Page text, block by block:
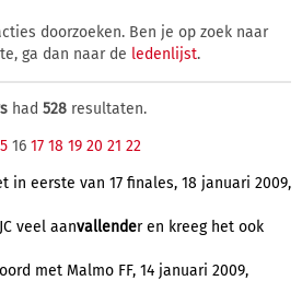
doorzoeken. Ben je op zoek naar
ga dan naar de ledenlijst.
had 528 resultaten.
16 17 18 19 20 21 22
in eerste van 17 finales, 18 januari 2009,
veel aanvallender en kreeg het ook
met Malmo FF, 14 januari 2009,